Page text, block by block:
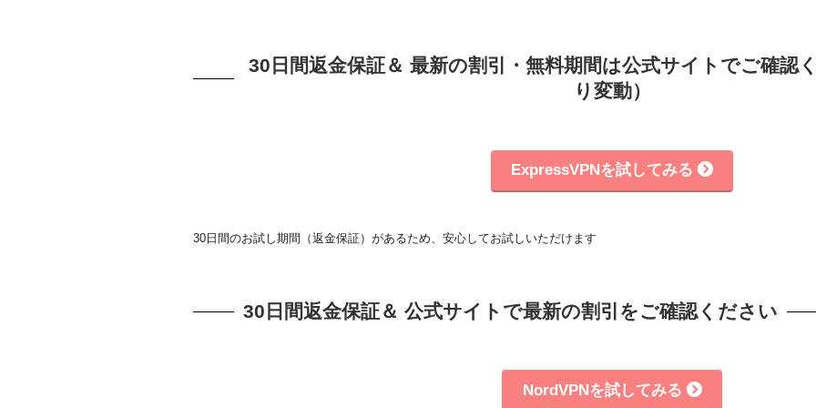
30日間返金保証＆ 最新の割引・無料期間は公式サイトでご確認
り変動）
ExpressVPNを試してみる
30日間のお試し期間（返金保証）があるため、安心してお試しいただけます
30日間返金保証＆ 公式サイトで最新の割引をご確認ください
NordVPNを試してみる